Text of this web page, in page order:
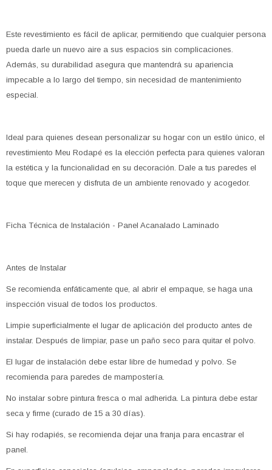
Este revestimiento es fácil de aplicar, permitiendo que cualquier persona
pueda darle un nuevo aire a sus espacios sin complicaciones.
Además, su durabilidad asegura que mantendrá su apariencia
impecable a lo largo del tiempo, sin necesidad de mantenimiento
especial.
Ideal para quienes desean personalizar su hogar con un estilo único, el
revestimiento Meu Rodapé es la elección perfecta para quienes valoran
la estética y la funcionalidad en su decoración. Dale a tus paredes el
toque que merecen y disfruta de un ambiente renovado y acogedor.
Ficha Técnica de Instalación - Panel Acanalado Laminado
Antes de Instalar
Se recomienda enfáticamente que, al abrir el empaque, se haga una
inspección visual de todos los productos.
Limpie superficialmente el lugar de aplicación del producto antes de
instalar. Después de limpiar, pase un paño seco para quitar el polvo.
El lugar de instalación debe estar libre de humedad y polvo. Se
recomienda para paredes de mampostería.
No instalar sobre pintura fresca o mal adherida. La pintura debe estar
seca y firme (curado de 15 a 30 días).
Si hay rodapiés, se recomienda dejar una franja para encastrar el
panel.